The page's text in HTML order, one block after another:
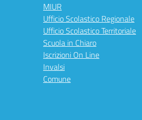
MIUR
Ufficio Scolastico Regionale
Ufficio Scolastico Territoriale
Scuola in Chiaro
Iscrizioni On Line
Invalsi
Comune